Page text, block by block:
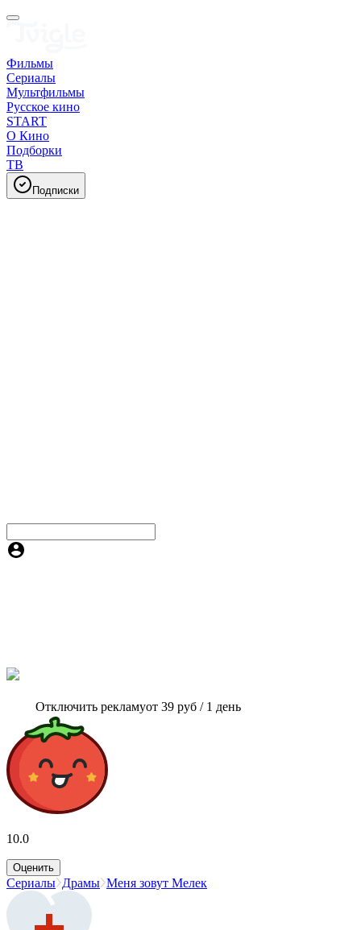
Фильмы
Сериалы
Мультфильмы
Русское кино
START
О Кино
Подборки
ТВ
Подписки
Отключить рекламуот 39 руб / 1 день
10.0
Оценить
Сериалы Драмы Меня зовут Мелек